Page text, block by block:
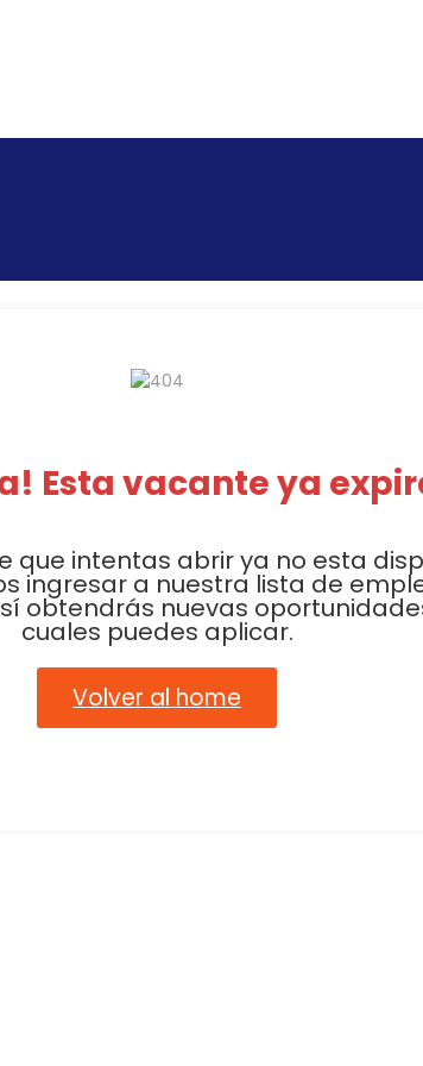
Esta vacante ya
que intentas abrir ya no esta
ingresar a nuestra lista de
obtendrás nuevas
cuales puedes aplicar.
Volver al home